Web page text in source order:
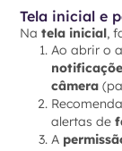
Tela inicial e
Natela inicial,
Ao abrir o
câmera
alertas de
A